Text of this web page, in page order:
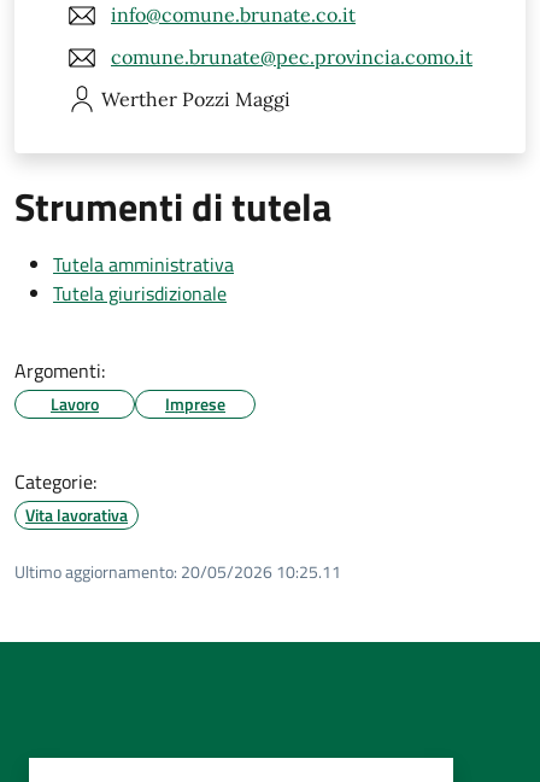
info@comune.brunate.co.it
comune.brunate@pec.provincia.como.it
Werther Pozzi Maggi
Strumenti di tutela
Tutela amministrativa
Tutela giurisdizionale
Argomenti:
Lavoro Imprese
Categorie:
Vita lavorativa
Ultimo aggiornamento: 20/05/2026 10:25.11